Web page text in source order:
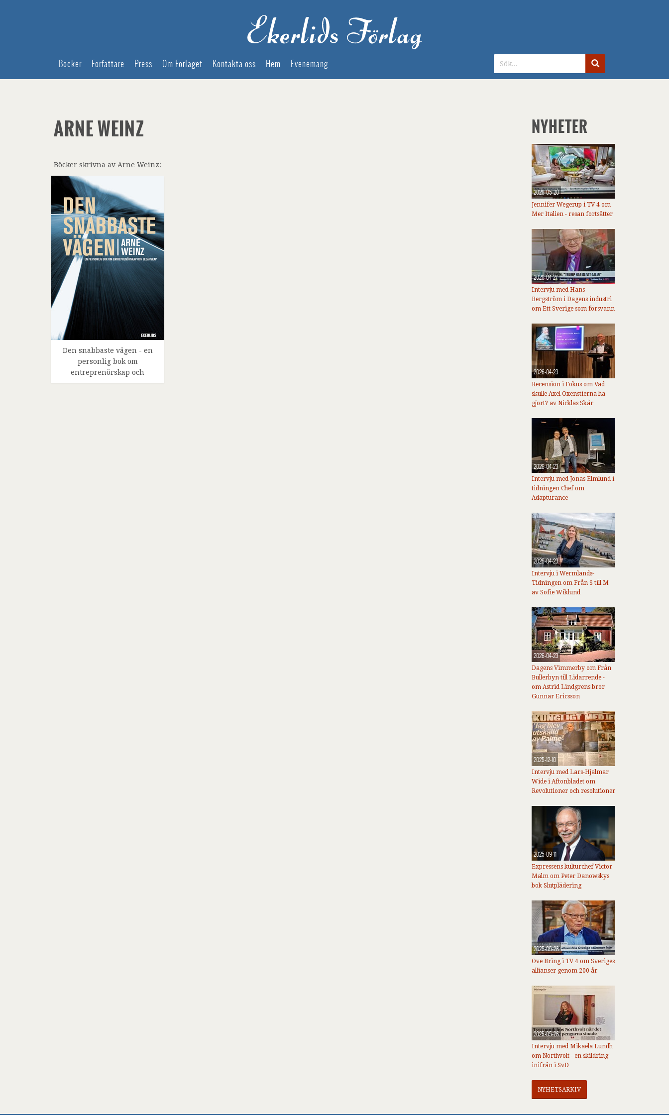
Böcker Författare Press Om Förlaget Kontakta oss Hem Evenemang
ARNE WEINZ
Böcker skrivna av Arne Weinz:
Den snabbaste vägen - en
personlig bok om
entreprenörskap och
NYHETER
2026-05-20
Jennifer Wegerup i TV 4 om
Mer Italien - resan fortsätter
2026-04-27
Intervju med Hans
Bergström i Dagens industri
om Ett Sverige som försvann
2026-04-23
Recension i Fokus om Vad
skulle Axel Oxenstierna ha
gjort? av Nicklas Skår
2026-04-23
Intervju med Jonas Elmlund i
tidningen Chef om
Adapturance
2026-04-23
Intervju i Wermlands-
Tidningen om Från S till M
av Sofie Wiklund
2026-04-23
Dagens Vimmerby om Från
Bullerbyn till Lidarrende -
om Astrid Lindgrens bror
Gunnar Ericsson
2025-12-10
Intervju med Lars-Hjalmar
Wide i Aftonbladet om
Revolutioner och resolutioner
2025-09-11
Expressens kulturchef Victor
Malm om Peter Danowskys
bok Slutplädering
2025-05-26
Ove Bring i TV 4 om Sveriges
allianser genom 200 år
2025-05-26
Intervju med Mikaela Lundh
om Northvolt - en skildring
inifrån i SvD
NYHETSARKIV